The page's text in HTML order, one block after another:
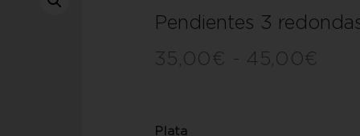
Pendientes 3
35,00€ - 45,00€
Plata